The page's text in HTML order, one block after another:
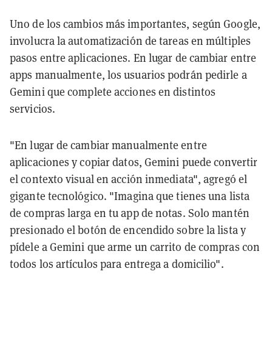
Uno de los cambios más importantes, según Google,
involucra la automatización de tareas en múltiples
pasos entre aplicaciones. En lugar de cambiar entre
apps manualmente, los usuarios podrán pedirle a
Gemini que complete acciones en distintos
servicios.
"En lugar de cambiar manualmente entre
aplicaciones y copiar datos, Gemini puede convertir
el contexto visual en acción inmediata", agregó el
gigante tecnológico. "Imagina que tienes una lista
de compras larga en tu app de notas. Solo mantén
presionado el botón de encendido sobre la lista y
pídele a Gemini que arme un carrito de compras con
todos los artículos para entrega a domicilio".